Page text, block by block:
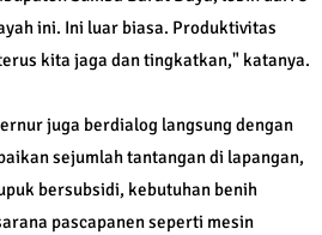
ini. Ini luar biasa. Produktivitas
kita jaga dan tingkatkan," katanya.
juga berdialog langsung dengan
sejumlah tantangan di lapangan,
bersubsidi, kebutuhan benih
pascapanen seperti mesin